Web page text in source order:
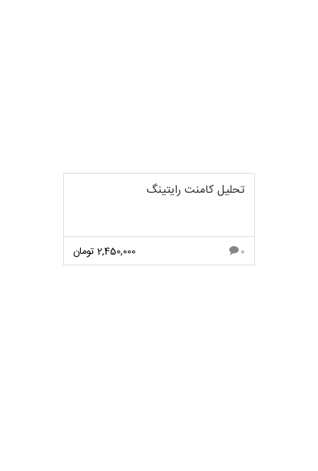
تحلیل کامنت رایتینگ
0
2,450,000 تومان